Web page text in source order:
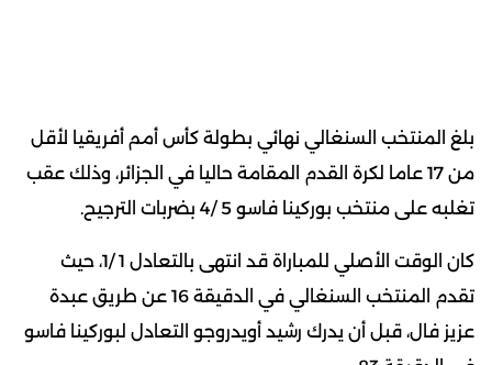
بلغ المنتخب السنغالي نهائي بطولة كأس أمم أفريقيا لأقل
من 17 عاما لكرة القدم المقامة حاليا في الجزائر، وذلك عقب
تغلبه على منتخب بوركينا فاسو 5 /4 بضربات الترجيح.
كان الوقت الأصلي للمباراة قد انتهى بالتعادل 1 /1، حيث
تقدم المنتخب السنغالي في الدقيقة 16 عن طريق عبدة
عزيز فال، قبل أن يدرك رشيد أويدروجو التعادل لبوركينا فاسو